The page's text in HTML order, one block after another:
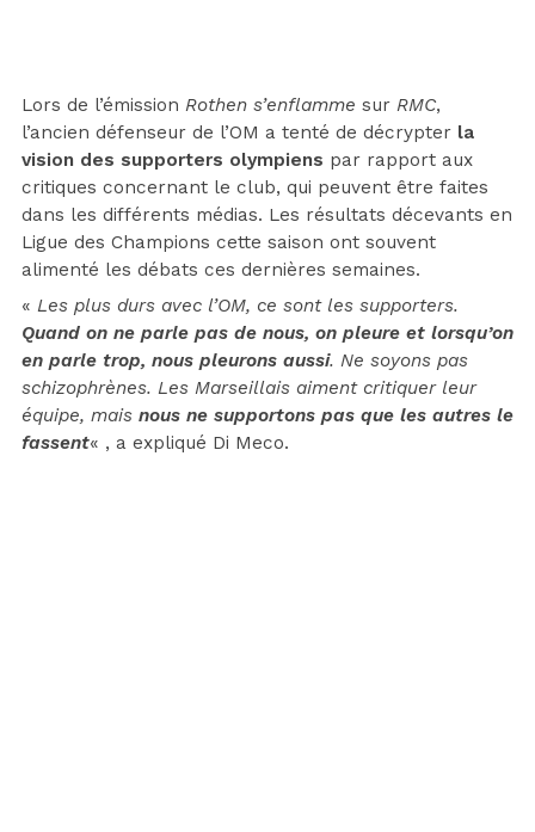
Lors de l’émission Rothen s’enflamme sur RMC,
l’ancien défenseur de l’OM a tenté de décrypter la
vision des supporters olympiens par rapport aux
critiques concernant le club, qui peuvent être faites
dans les différents médias. Les résultats décevants en
Ligue des Champions cette saison ont souvent
alimenté les débats ces dernières semaines.
« Les plus durs avec l’OM, ce sont les supporters.
Quand on ne parle pas de nous, on pleure et lorsqu’on
en parle trop, nous pleurons aussi. Ne soyons pas
schizophrènes. Les Marseillais aiment critiquer leur
équipe, mais nous ne supportons pas que les autres le
fassent« , a expliqué Di Meco.